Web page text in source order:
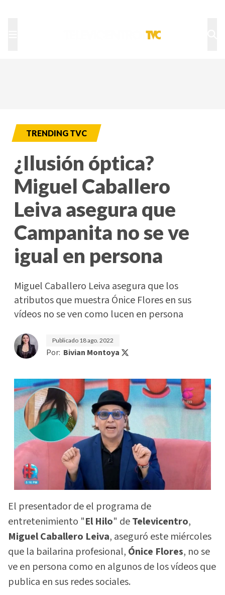
TRENDING TVC
¿Ilusión óptica?
Miguel Caballero
Leiva asegura que
Campanita no se ve
igual en persona
Miguel Caballero Leiva asegura que los
atributos que muestra Ónice Flores en sus
vídeos no se ven como lucen en persona
Publicado 18 ago. 2022
Por: Bivian Montoya
El presentador de el programa de
entretenimiento "El Hilo" deTelevicentro,
Miguel Caballero Leiva, aseguró este miércoles
que la bailarina profesional, Ónice Flores, no se
ve en persona como en algunos de los vídeos que
publica en sus redes sociales.